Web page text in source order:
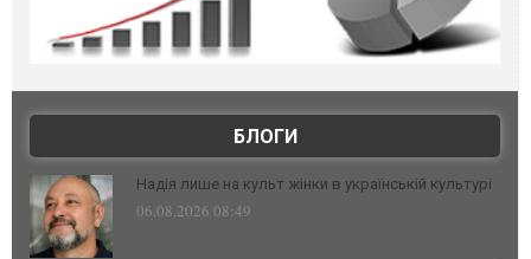
БЛОГИ
Надія лише на культ жінки в українській культурі
06.08.2026 08:49